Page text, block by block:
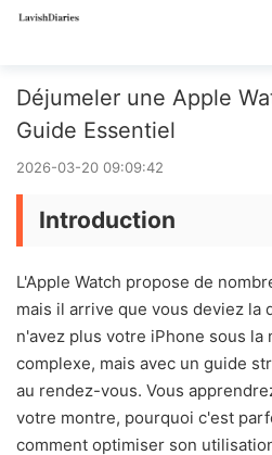
Déjumeler une Apple
Guide Essentiel
2026-03-20 09:09:42
Introduction
L'Apple Watch propose de
mais il arrive que vous deviez la
n'avez plus votre iPhone sous la
complexe, mais avec un guide
au rendez-vous. Vous
votre montre, pourquoi c'est
comment optimiser son